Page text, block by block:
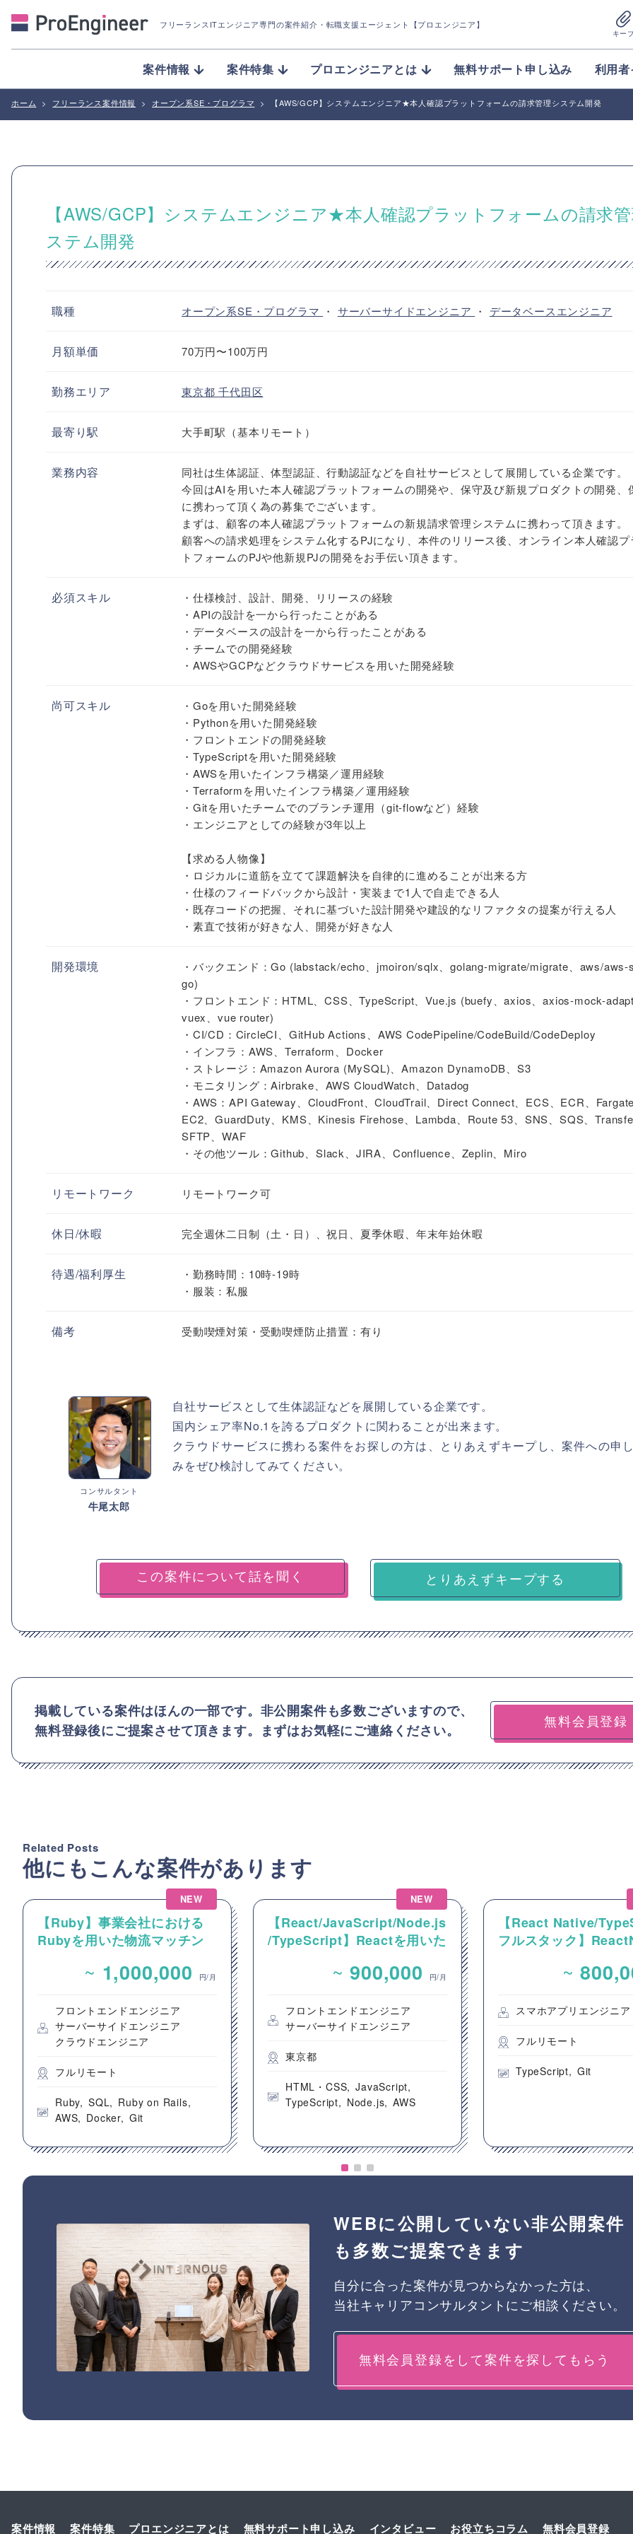
フリーランスITエンジニア専門の案件紹介 ・転職支援エージェント【プロエンジニア】
キー
案件情報 案件特集 プロエンジニアとは 無料サポート申し込み 利用
ホーム > フリーランス案件情報 > オープン系SE・プログラマ > 【AWS/GCP】システムエンジニア★本人確認プラットフォームの請求管理システム開発
【AWS/GCP】システムエンジニア★本人確認プラットフォームの請求
ステム開発
職種 オープン系SE・プログラマ ・ サーバーサイドエンジニア ・ データベースエンジニア
月額単価 70万円〜100万円
勤務エリア 東京都千代田区
最寄り駅 大手町駅（基本リモート）
業務内容
同社は生体認証、体型認証、行動認証などを自社サービスとして展開している企業です。
今回はAIを用いた本人確認プラットフォームの開発や、保守及び新規プロダクトの開発、
に携わって頂く為の募集でございます。
まずは、顧客の本人確認プラットフォームの新規請求管理システムに携わって頂きます。
顧客への請求処理をシステム化するPJになり、本件のリリース後、オンライン本人確認プ
トフォームのPJや他新規PJの開発をお手伝い頂きます。
必須スキル
・仕様検討、設計、開発、リリースの経験
・APIの設計を一から行ったことがある
・データベースの設計を一から行ったことがある
・チームでの開発経験
・AWSやGCPなどクラウドサービスを用いた開発経験
尚可スキル
・Goを用いた開発経験
・Pythonを用いた開発経験
・フロントエンドの開発経験
・TypeScriptを用いた開発経験
・AWSを用いたインフラ構築／運用経験
・Terraformを用いたインフラ構築／運用経験
・Gitを用いたチームでのブランチ運用（git-flowなど）経験
・エンジニアとしての経験が3年以上
【求める人物像】
・ロジカルに道筋を立てて課題解決を自律的に進めることが出来る方
・仕様のフィードバックから設計・実装まで1人で自走できる人
・既存コードの把握、それに基づいた設計開発や建設的なリファクタの提案が行える人
・素直で技術が好きな人、開発が好きな人
開発環境
・バックエンド：Go (labstack/echo、jmoiron/sqlx、golang-migrate/migrate、aws/aws-
go)
・フロントエンド：HTML、CSS、TypeScript、Vue.js (buefy、axios、axios-mock-
vuex、vue router)
・CI/CD：CircleCI、GitHub Actions、AWS CodePipeline/CodeBuild/CodeDeploy
・インフラ：AWS、Terraform、Docker
・ストレージ：Amazon Aurora (MySQL)、Amazon DynamoDB、S3
・モニタリング：Airbrake、AWS CloudWatch、Datadog
・AWS：API Gateway、CloudFront、CloudTrail、Direct Connect、ECS、ECR、
EC2、GuardDuty、KMS、Kinesis Firehose、Lambda、Route 53、SNS、SQS、
SFTP、WAF
・その他ツール：Github、Slack、JIRA、Confluence、Zeplin、Miro
リモートワーク リモートワーク可
休日/休暇 完全週休二日制（土・日）、祝日、夏季休暇、年末年始休暇
待遇/福利厚生
・勤務時間：10時-19時
・服装：私服
備考 受動喫煙対策・受動喫煙防止措置：有り
コンサルタント
牛尾太郎
自社サービスとして生体認証などを展開している企業です。
国内シェア率No.1を誇るプロダクトに関わることが出来ます。
クラウドサービスに携わる案件をお探しの方は、とりあえずキープし、案件への申
みをぜひ検討してみてください。
とりあえずキープする
掲載している案件はほんの一部です。非公開案件も多数ございますので、
無料登録後にご提案させて頂きます。まずはお気軽にご連絡ください。
無料会員登録
Related Posts
他にもこんな案件があります
NEW
【Ruby】事業会社における
Rubyを用いた物流マッチン
エンドエンジニア募集
~ 1,000,000 円/月
フロントエンドエンジニア
サーバーサイドエンジニア
クラウドエンジニア
フルリモート
Ruby SQL
Ruby on Rails
AWS
Docker Git
NEW
【React/JavaScript/Node.js
/TypeScript】Reactを用いた
のフロントエンド開発案件
~ 900,000 円/月
フロントエンドエンジニア
サーバーサイドエンジニア
東京都
HTML・CSS
JavaScript
TypeScript
Node.js AWS
【React Native/
フルスタック】
~
スマホアプリエンジニア
フルリモート
TypeScript Git
WEBに公開していない非公開案件
も多数ご提案できます
自分に合った案件が見つからなかった方は、
当社キャリアコンサルタントにご相談ください。
無料会員登録をして案件を探してもらう
案件情報 案件特集 プロエンジニアとは 無料サポート申し込み インタビュー お役立ちコラム 無料会員登録